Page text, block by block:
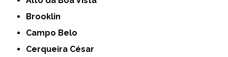
Brooklin
Campo Belo
Cerqueira César